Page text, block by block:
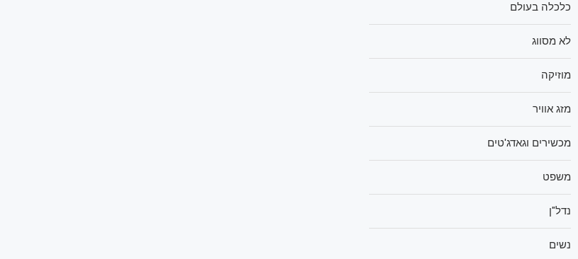
כלכלה בעולם
לא מסווג
מוזיקה
מזג אוויר
מכשירים וגאדג'טים
משפט
נדל"ן
נשים